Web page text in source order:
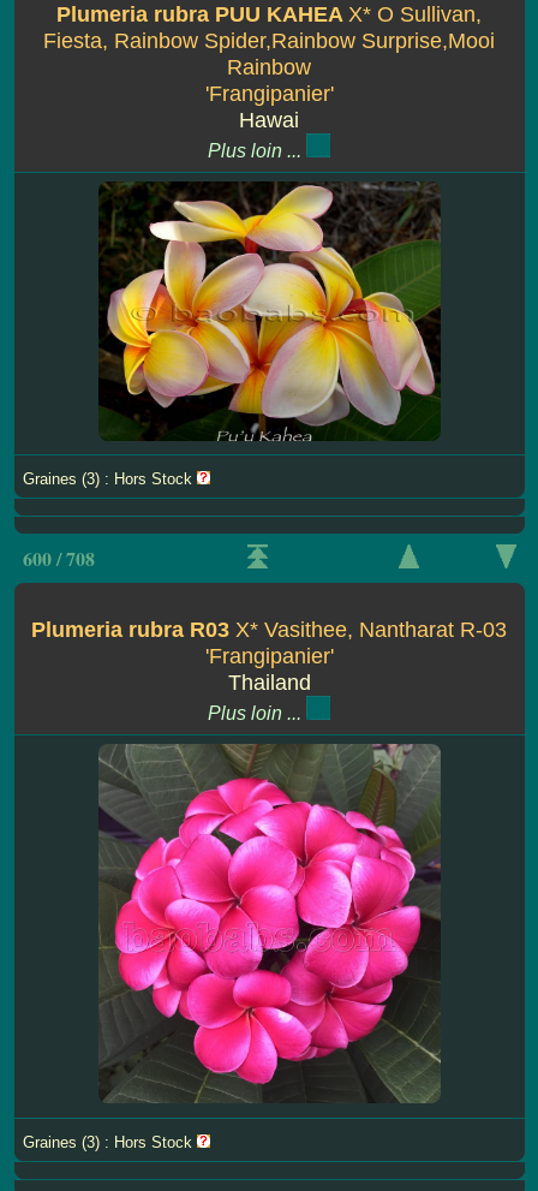
Plumeria rubra PUU KAHEA X* O Sullivan,
Fiesta, Rainbow Spider,Rainbow Surprise,Mooi
Rainbow
'Frangipanier'
Hawai
Plus loin ...
Graines (3) : Hors Stock
600 / 708
Plumeria rubra R03 X* Vasithee, Nantharat R-03
'Frangipanier'
Thailand
Plus loin ...
Graines (3) : Hors Stock